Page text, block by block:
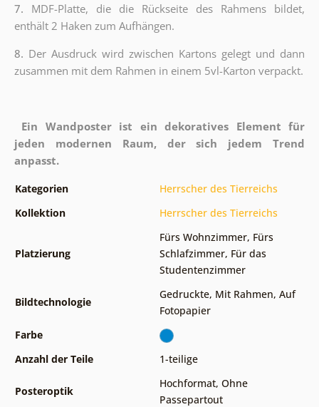
7. MDF-Platte, die die Rückseite des Rahmens bildet,
enthält 2 Haken zum Aufhängen.
8. Der Ausdruck wird zwischen Kartons gelegt und dann
zusammen mit dem Rahmen in einem 5vl-Karton verpackt.
Ein Wandposter ist ein dekoratives Element für
jeden modernen Raum, der sich jedem Trend
anpasst.
Kategorien
Herrscher des Tierreichs
Kollektion
Herrscher des Tierreichs
Platzierung
Fürs Wohnzimmer, Fürs
Schlafzimmer, Für das
Studentenzimmer
Bildtechnologie
Gedruckte, Mit Rahmen, Auf
Fotopapier
Farbe
Anzahl der Teile
1-teilige
Posteroptik
Hochformat, Ohne
Passepartout